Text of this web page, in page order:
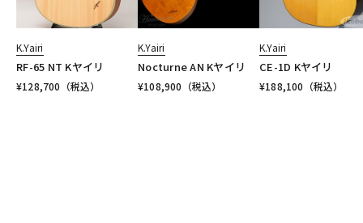
K.Yairi
RF-65 NT Kヤイリ
¥128,700 （税込）
K.Yairi
Nocturne AN Kヤイリ
¥108,900 （税込）
K.Yairi
CE-1D Kヤイリ
¥188,100 （税込）